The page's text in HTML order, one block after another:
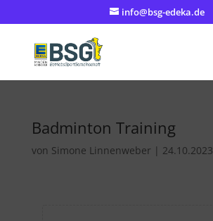
info@bsg-edeka.de
Badminton Training
von Simone Linnenweber | 24.10.2023